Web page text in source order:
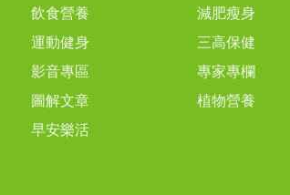
飲食營養
減肥瘦身
運動健身
三高保健
影音專區
專家專欄
圖解文章
植物營養
早安樂活